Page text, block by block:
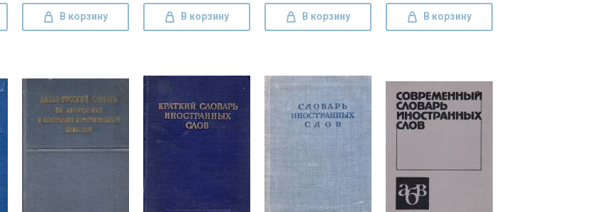
В корзину В корзину В корзину В корзину